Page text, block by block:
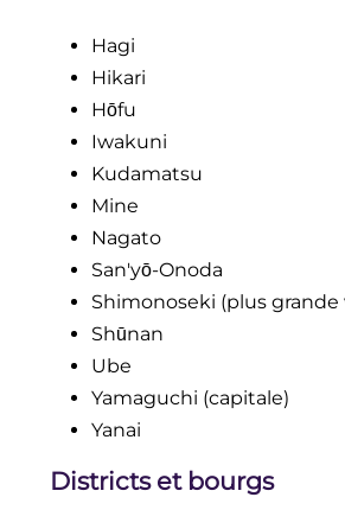
Hagi
Hikari
Hōfu
Iwakuni
Kudamatsu
Mine
Nagato
San'yō-Onoda
Shimonoseki (plus grande
Shūnan
Ube
Yamaguchi (capitale)
Yanai
Districts et bourgs